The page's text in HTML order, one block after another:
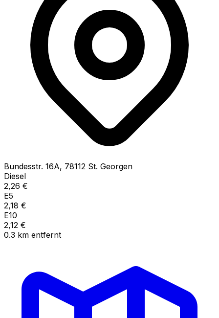
Bundesstr. 16A, 78112 St. Georgen
Diesel
2,26 €
E5
2,18 €
E10
2,12 €
0.3 km entfernt